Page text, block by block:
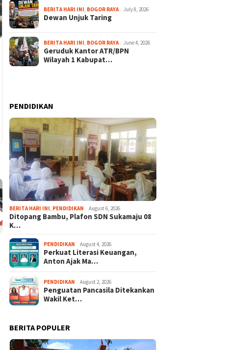
Ajang Promosi Wisata,
Ratusan Peserta Ikuti Tour
Malasari Halimun Salak 2026
Pembangunan Wisma dan
BERITA HARI INI BOGOR RAYA July 8, 2026
Dewan Unjuk Taring
BERITA HARI INI BOGOR RAYA June 4, 2026
Geruduk Kantor ATR/BPN
Wilayah 1 Kabupat…
PENDIDIKAN
BERITA HARI INI PENDIDIKAN August 6, 2026
Ditopang Bambu, Plafon SDN Sukamaju 08
K…
PENDIDIKAN August 4, 2026
Perkuat Literasi Keuangan,
Anton Ajak Ma…
PENDIDIKAN August 2, 2026
Penguatan Pancasila Ditekankan
Wakil Ket…
BERITA POPULER